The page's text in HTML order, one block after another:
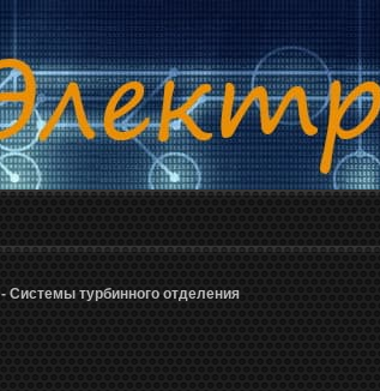
- Системы турбинного отделения